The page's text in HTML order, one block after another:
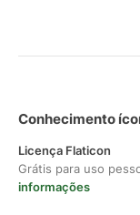
Conhecimento
Licença Flaticon
Grátis para uso
informações